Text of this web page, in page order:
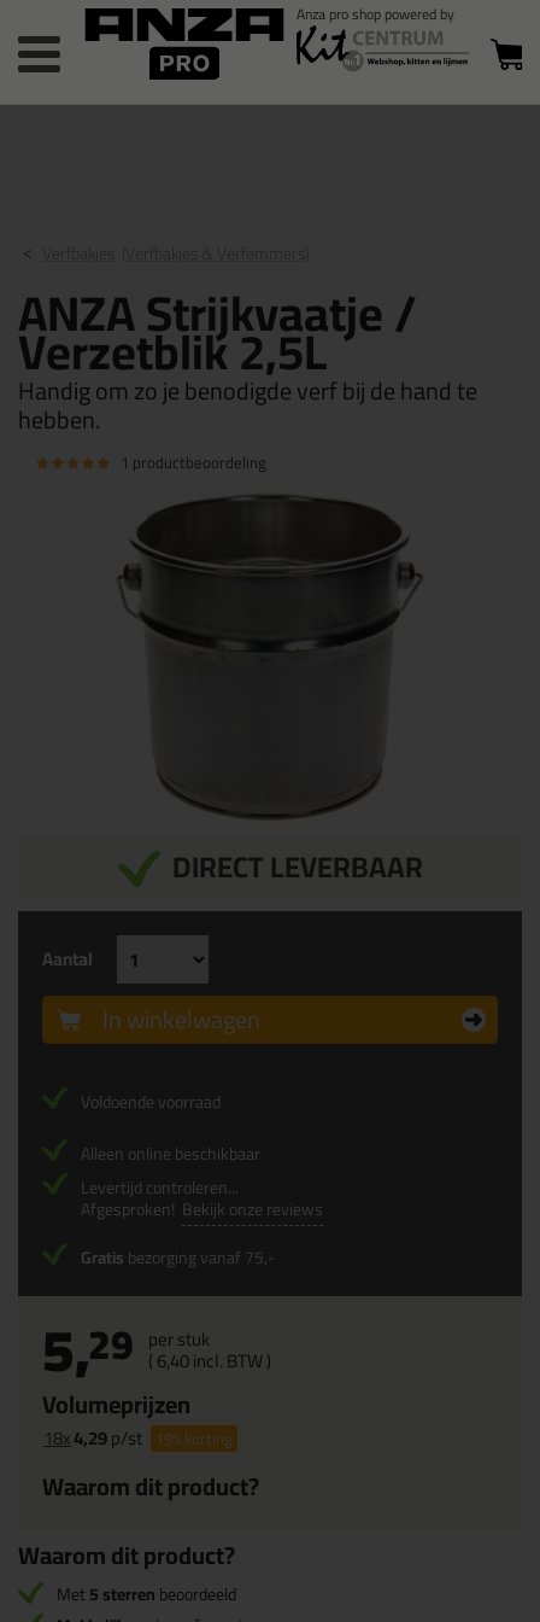
0 producten
in winkelwagen
Bestelstatus
of inloggen
Verfbakjes (Verfbakjes & Verfemmers)
ANZA Strijkvaatje /
Verzetblik 2,5L
Handig om zo je benodigde verf bij de hand te
hebben.
1 productbeoordeling
DIRECT LEVERBAAR
5,29 per stuk
(6,40incl. BTW )
Volumeprijzen
18x4,29p/st 19%korting
Waarom dit product?
Aantal
In winkelwagen
Voldoende voorraad
Alleen online beschikbaar
Levertijd controleren...
Afgesproken! Bekijk onze reviews
Gratisbezorging vanaf 75,-
Waarom dit product?
Met5 sterrenbeoordeeld